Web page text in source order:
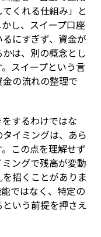
くれる仕組み」と
し、スイープ口座
にすぎず、資金が
は、別の概念とし
スイープという言
の流れの整理で
するわけではな
イミングは、あら
この点を理解せず
ングで残高が変動
招くことがありま
ではなく、特定の
いう前提を押さえ